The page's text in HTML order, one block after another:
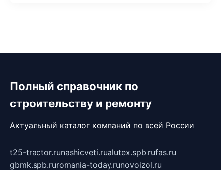
Полный справочник по
строительству и ремонту
Актуальный каталог компаний по всей России
t25-tractor.runashicveti.rualutex.spb.rufas.ru
gbmk.spb.ruromania-today.runovoizol.ru